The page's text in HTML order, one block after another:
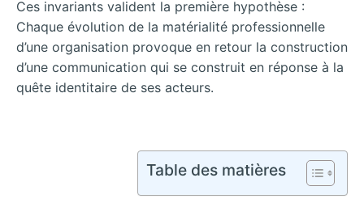
Ces invariants valident la première hypothèse :
Chaque évolution de la matérialité professionnelle
d’une organisation provoque en retour la construction
d’une communication qui se construit en réponse à la
quête identitaire de ses acteurs.
Table des matières